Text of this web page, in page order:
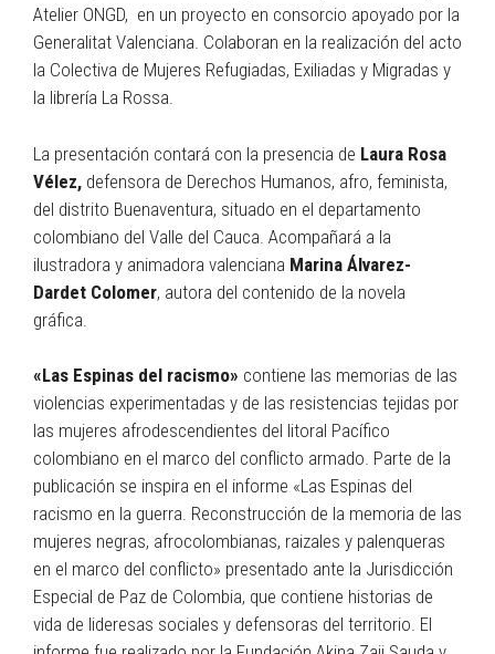
Atelier ONGD, en un proyecto en consorcio apoyado por la
Generalitat Valenciana. Colaboran en la realización del acto
la Colectiva de Mujeres Refugiadas, Exiliadas y Migradas y
la librería La Rossa.
La presentación contará con la presencia de Laura Rosa
Vélez, defensora de Derechos Humanos, afro, feminista,
del distrito Buenaventura, situado en el departamento
colombiano del Valle del Cauca. Acompañará a la
ilustradora y animadora valenciana Marina Álvarez-
Dardet Colomer, autora del contenido de la novela
gráfica.
«Las Espinas del racismo» contiene las memorias de las
violencias experimentadas y de las resistencias tejidas por
las mujeres afrodescendientes del litoral Pacífico
colombiano en el marco del conflicto armado. Parte de la
publicación se inspira en el informe «Las Espinas del
racismo en la guerra. Reconstrucción de la memoria de las
mujeres negras, afrocolombianas, raizales y palenqueras
en el marco del conflicto» presentado ante la Jurisdicción
Especial de Paz de Colombia, que contiene historias de
vida de lideresas sociales y defensoras del territorio. El